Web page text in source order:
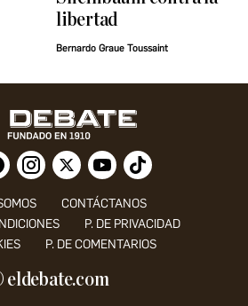
libertad
Bernardo Graue Toussaint
CONTÁCTANOS
P. DE PRIVACIDAD
P. DE COMENTARIOS
eldebate.com